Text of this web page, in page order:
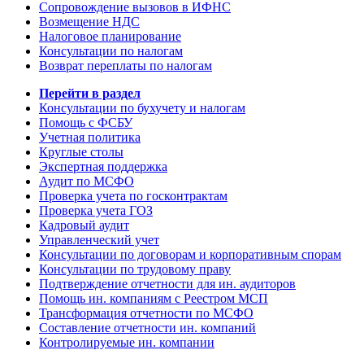
Сопровождение вызовов в ИФНС
Возмещение НДС
Налоговое планирование
Консультации по налогам
Возврат переплаты по налогам
Перейти в раздел
Консультации по бухучету и налогам
Помощь с ФСБУ
Учетная политика
Круглые столы
Экспертная поддержка
Аудит по МСФО
Проверка учета по госконтрактам
Проверка учета ГОЗ
Кадровый аудит
Управленческий учет
Консультации по договорам и корпоративным спорам
Консультации по трудовому праву
Подтверждение отчетности для ин. аудиторов
Помощь ин. компаниям с Реестром МСП
Трансформация отчетности по МСФО
Составление отчетности ин. компаний
Контролируемые ин. компании